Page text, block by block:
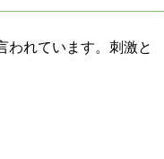
われています。刺激と